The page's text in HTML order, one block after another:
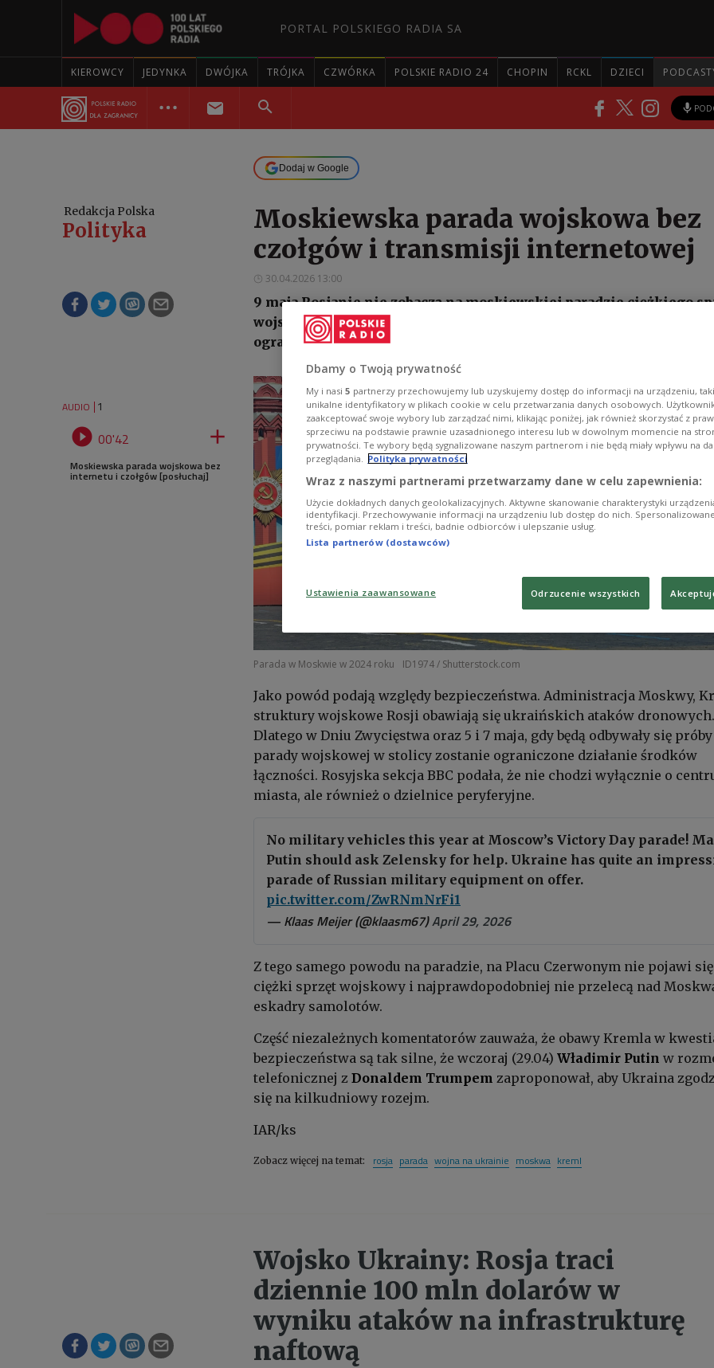
PORTAL POLSKIEGO RADIA SA
KIEROWCY JEDYNKA DWÓJKA TRÓJKA CZWÓRKA POLSKIE RADIO 24 CHOPIN RCKL DZIECI
Dodaj w Google
Redakcja Polska
Polityka
Moskiewska parada wojskowa bez
czołgów i transmisji internetowej
30.04.2026 13:00
9 maja Rosjanie nie zobaczą na moskiewskiej paradzie ciężkiego
wojskowego. Jak informują niezależne media, władze chcą też tego
ograniczyć działanie internetu i telefonii komórkowej.
AUDIO 1
 00'42 
Moskiewska parada wojskowa bez
internetu i czołgów [posłuchaj]
Parada w Moskwie w 2024 roku ID1974 / Shutterstock.com
Jako powód podają względy bezpieczeństwa. Administracja Moskwy,
struktury wojskowe Rosji obawiają się ukraińskich ataków dronowych.
Dlatego w Dniu Zwycięstwa oraz 5 i 7 maja, gdy będą odbywały się próby
parady wojskowej w stolicy zostanie ograniczone działanie środków
łączności. Rosyjska sekcja BBC podała, że nie chodzi wyłącznie o
miasta, ale również o dzielnice peryferyjne.
No military vehicles this year at Moscow’s Victory Day parade!
Putin should ask Zelensky for help. Ukraine has quite an
parade of Russian military equipment on offer.
pic.twitter.com/ZwRNmNrFi1
— Klaas Meijer (@klaasm67)April 29, 2026
Z tego samego powodu na paradzie, na Placu Czerwonym nie pojawi się
ciężki sprzęt wojskowy i najprawdopodobniej nie przelecą nad
eskadry samolotów.
Część niezależnych komentatorów zauważa, że obawy Kremla w
bezpieczeństwa są tak silne, że wczoraj (29.04) Władimir Putin w
telefonicznej z Donaldem Trumpem zaproponował, aby Ukraina
się na kilkudniowy rozejm.
IAR/ks
Zobacz więcej na temat: rosja parada wojna na ukrainie moskwa kreml
Wojsko Ukrainy: Rosja traci
dziennie 100 mln dolarów w
wyniku ataków na infrastrukturę
naftową
Dbamy o Twoją prywatność
My i nasi 5 partnerzy przechowujemy lub uzyskujemy dostęp do informacji na urządzeniu,
unikalne identyfikatory w plikach cookie w celu przetwarzania danych osobowych.
zaakceptować swoje wybory lub zarządzać nimi, klikając poniżej, jak również skorzystać z
sprzeciwu na podstawie prawnie uzasadnionego interesu lub w dowolnym momencie na
prywatności. Te wybory będą sygnalizowane naszym partnerom i nie będą miały wpływu na
przeglądania.
Polityka prywatności
Wraz z naszymi partnerami przetwarzamy dane w celu zapewnienia:
Użycie dokładnych danych geolokalizacyjnych. Aktywne skanowanie charakterystyki
identyfikacji. Przechowywanie informacji na urządzeniu lub dostęp do nich.
treści, pomiar reklam i treści, badnie odbiorców i ulepszanie usług.
Lista partnerów (dostawców)
Ustawienia zaawansowane Odrzucenie wszystkich